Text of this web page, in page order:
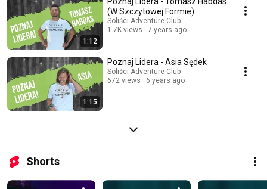
1:12
(W Szczytowej Formie)
Soliści Adventure Club
1.7K views
7 years ago
1:15
Poznaj Lidera - Asia Sędek
Soliści Adventure Club
672 views
6 years ago
Shorts